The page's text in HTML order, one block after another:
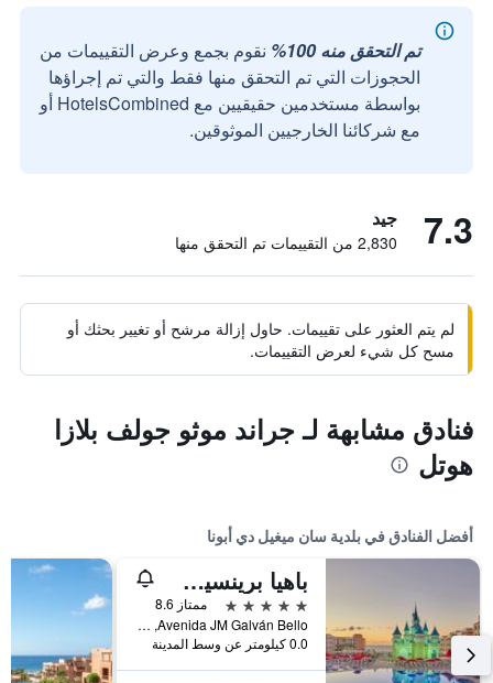
تم التحقق منه 100%
نقوم بجمع وعرض التقييمات من
الحجوزات التي تم التحقق منها فقط والتي تم إجراؤها
بواسطة مستخدمين حقيقيين مع HotelsCombined أو
مع شركائنا الخارجيين الموثوقين.
7.3 جيد
2,830 من التقييمات تم التحقق منها
لم يتم العثور على تقييمات. حاول إزالة مرشح أو تغيير بحثك أو
مسح كل شيء لعرض التقييمات.
فنادق مشابهة لـ جراند موثو جولف بلازا
هوتل
أفضل الفنادق في بلدية سان ميغيل دي أبونا
باهيا برينسيب إكسبلور فانتاسيا - عامامل جميع الخدمات
5 نجوم
ممتاز 8.6
Avenida JM Galván Bello, بلدية سان ميغيل دي أبونا, تنريف, أسبانيا
0.0 كيلومتر عن وسط المدينة